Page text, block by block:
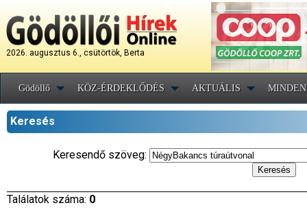
2026. augusztus 6., csütörtök, Berta
Gödöllő KÖZ-ÉRDEKLŐDÉS AKTUÁLIS
Keresés
Keresendő szöveg:
Találatok száma: 0